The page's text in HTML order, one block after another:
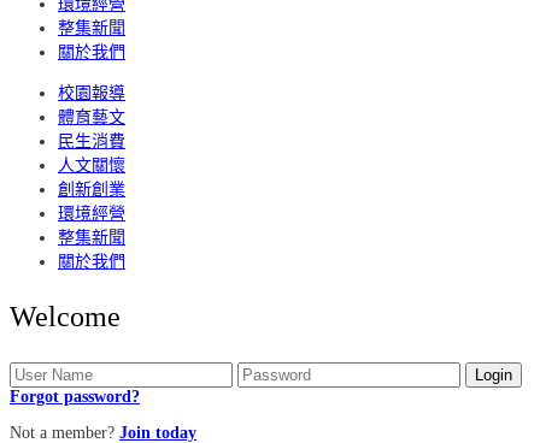
環境經營
整集新聞
關於我們
校園報導
體育藝文
民生消費
人文關懷
創新創業
環境經營
整集新聞
關於我們
Welcome
Forgot password?
Not a member? Join today